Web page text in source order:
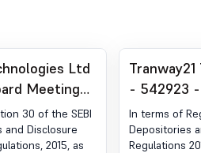
Ltd
Meeting
Of
30 of the SEBI
and Disclosure
2015, as
- 542923
Certificate
(DP)
In terms of
Depositories
Regulations